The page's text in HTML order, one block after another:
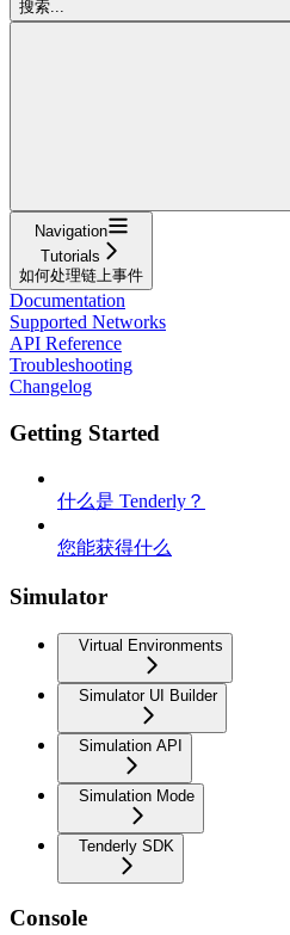
搜索...
Navigation
Tutorials
如何处理链上事件
Documentation
Supported Networks
API Reference
Troubleshooting
Changelog
Getting Started
什么是 Tenderly？
您能获得什么
Simulator
Virtual Environments
Simulator UI Builder
Simulation API
Simulation Mode
Tenderly SDK
Console